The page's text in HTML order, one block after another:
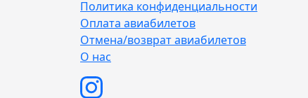
Политика конфиденциальности
Оплата авиабилетов
Отмена/возврат авиабилетов
О нас